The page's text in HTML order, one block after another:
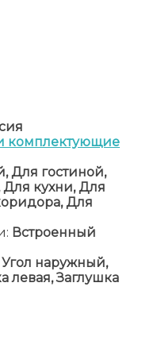
комплектующие
Для гостиной,
кухни, Для
Для
Встроенный
наружный,
левая, Заглушка